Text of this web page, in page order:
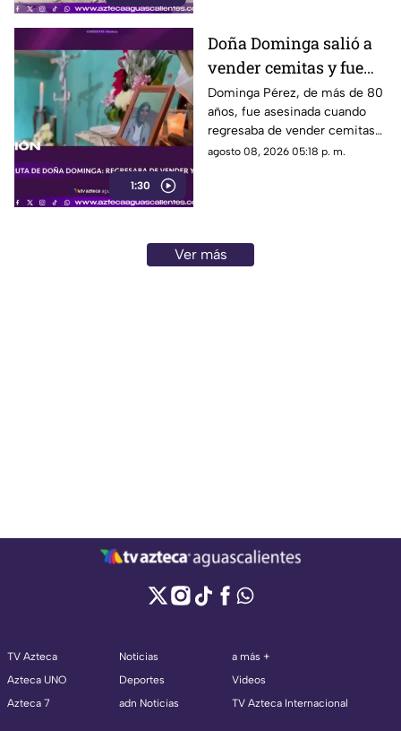
1:30
Doña Dominga salió a
vender cemitas y fue
asesinada al regresar a
casa; así fue la agresión
(VIDEO)
Dominga Pérez, de más de 80
años, fue asesinada cuando
regresaba de vender cemitas
en Chachapa. La Fiscalía de
agosto 08, 2026 05:18 p. m.
Ver más
TV Azteca
Azteca UNO
Azteca 7
Noticias
Deportes
adn Noticias
a más +
Videos
TV Azteca Internacional